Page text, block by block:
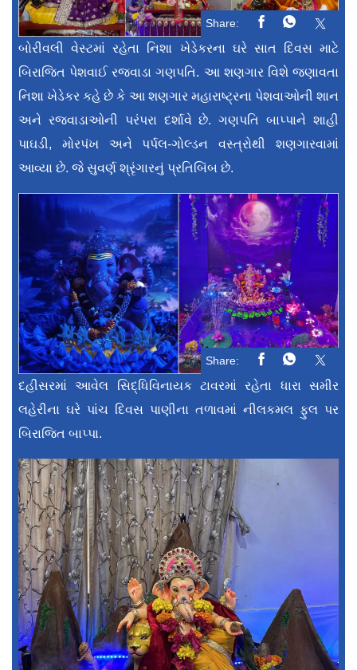
Share:
બોરીવલી વેસ્ટમાં રહેતા નિશા ખેડેકરના ઘરે સાત દિવસ માટે
બિરાજિત પેશવાઈ રજવાડા ગણપતિ. આ શણગાર વિશે જણાવતા
નિશા ખેડેકર કહે છે કે આ શણગાર મહારાષ્ટ્રના પેશવાઓની શાન
અને રજવાડાઓની પરંપરા દર્શાવે છે. ગણપતિ બાપ્પાને શાહી
પાઘડી, મોરપંખ અને પર્પલ-ગોલ્ડન વસ્ત્રોથી શણગારવામાં
આવ્યા છે. જે સુવર્ણ શ્રૃંગારનું પ્રતિબિંબ છે.
Share:
દહીસરમાં આવેલ સિદ્ધિવિનાયક ટાવરમાં રહેતા ધારા સમીર
લહેરીના ઘરે પાંચ દિવસ પાણીના તળાવમાં નીલકમલ ફુલ પર
બિરાજિત બાપ્પા.